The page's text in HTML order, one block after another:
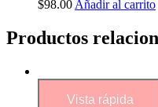
$98.00 Añadir al carrito
Productos
Vista rápida